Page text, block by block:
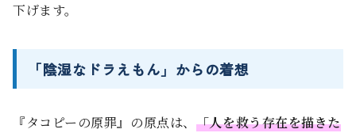
下げます。
「陰湿なドラえもん」からの着想
『タコピーの原罪』の原点は、 「人を救う存在を描きた